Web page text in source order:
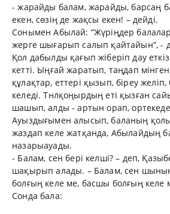
- жарайды балам, жарайды, барсаң
екен, сөзің де жақсы екен! – дейді.
Сонымен Абылай: “Жүріңдер
жерге шығарып салып қайтайын”, -
Қол дабылды қағып жіберіп дау
кетті. Ыңғай жаратып, таңдап
құлақтар, еттері қызып, біреу желіп,
келеді. Тнлқоңырдың еті қызған
шашып, алды - артын орап,
Ауыздығымен алысып, баланың
жаздап келе жатқанда, Абылайдың
назарыауады.
- Балам, сен бері келші? – деп,
шақырып алады. – Балам, сен
болғың келе ме, басшы болғың келе
Сонда бала: